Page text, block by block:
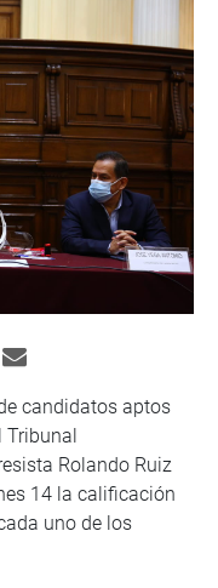
candidatos aptos
Tribunal
Rolando Ruiz
14 la calificación
uno de los